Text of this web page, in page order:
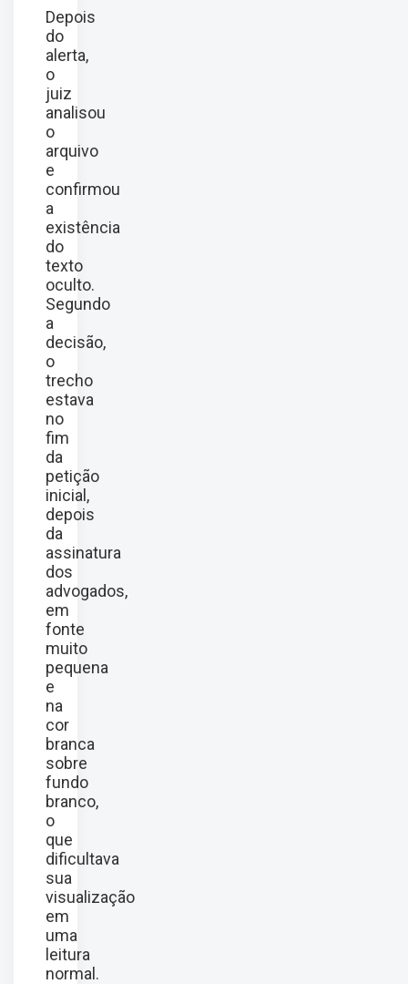
Depois
do
alerta,
o
juiz
analisou
o
arquivo
e
confirmou
a
existência
do
texto
oculto.
Segundo
a
decisão,
o
trecho
estava
no
fim
da
petição
inicial,
depois
da
assinatura
dos
advogados,
em
fonte
muito
pequena
e
na
cor
branca
sobre
fundo
branco,
o
que
dificultava
sua
visualização
em
uma
leitura
normal.